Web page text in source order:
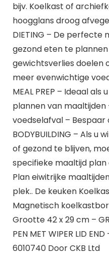
bijv. Koelkast of
hoogglans droog
DIETING – De perfecte
gezond eten te
gewichtsverlies doelen
meer evenwichtige
MEAL PREP – Ideaal
plannen van maaltijden
voedselafval –
BODYBUILDING – Als u
of gezond te blijven,
specifieke maaltijd
Plan eiwitrijke
plek.. De keuken
Magnetisch
Grootte 42 x 29 cm –
PEN MET WIPER LID
6010740 Door CKB Ltd